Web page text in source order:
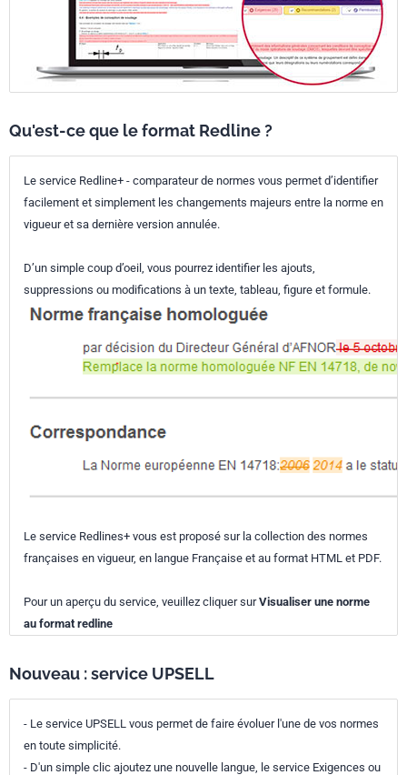
Qu'est-ce que le format Redline ?
Le service Redline+ - comparateur de normes vous permet d’identifier
facilement et simplement les changements majeurs entre la norme en
vigueur et sa dernière version annulée.
D’un simple coup d’oeil, vous pourrez identifier les ajouts,
suppressions ou modifications à un texte, tableau, figure et formule.
Le service Redlines+ vous est proposé sur la collection des normes
françaises en vigueur, en langue Française et au format HTML et PDF.
Pour un aperçu du service, veuillez cliquer surVisualiser une norme
au format redline
Nouveau : service UPSELL
- Le service UPSELL vous permet de faire évoluer l'une de vos normes
en toute simplicité.
- D'un simple clic ajoutez une nouvelle langue, le service Exigences ou